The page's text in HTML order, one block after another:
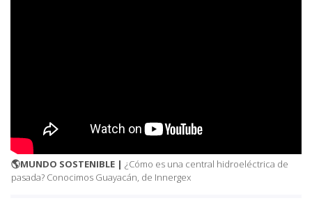
🌎MUNDO SOSTENIBLE | ¿Cómo es una central hidroeléctrica de
pasada? Conocimos Guayacán, de Innergex